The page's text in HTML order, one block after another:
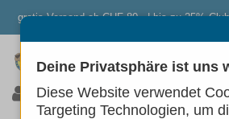
gratis Versand ab CHF 80.- | bis zu 25%
0 0 0
Deine Privatsphäre ist uns
Diese Website verwendet
Targeting Technologien, um